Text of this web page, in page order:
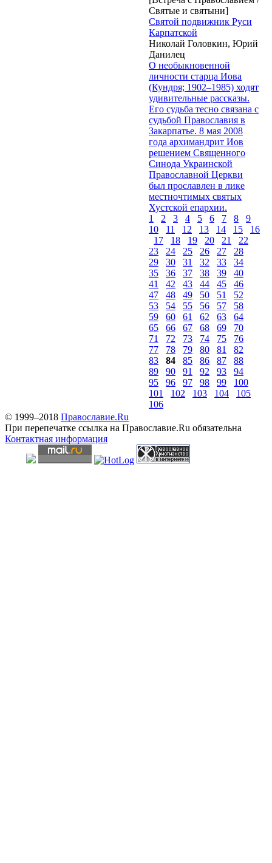
Святые и святыни]
Святой подвижник Руси
Карпатской
Николай Головкин, Юрий
Данилец
О необыкновенной
личности старца Иова
(Кундря; 1902–1985) ходят
удивительные рассказы.
Его судьба тесно связана с
судьбой Православия в
Закарпатье. 8 мая 2008
года архимандрит Иов
решением Священного
Синода Украинской
Православной Церкви
был прославлен в лике
местночтимых святых
Хустской епархии.
1
2 3 4 5 6 7 8
9
10
11 12 13 14 15
16
17
18 19 20 21
22
23
24 25 26 27
28
29
30 31 32 33
34
35
36 37 38 39
40
41
42 43 44 45
46
47
48 49 50 51
52
53
54 55 56 57
58
59
60 61 62 63
64
65
66 67 68 69
70
71
72 73 74 75
76
77
78 79 80 81
82
83
84 85 86 87
88
89
90 91 92 93
94
95
96 97 98 99
100
101
102 103 104
105
106
© 1999–2018 Православие.Ru
При перепечатке ссылка на Православие.Ru обязательна
Контактная информация